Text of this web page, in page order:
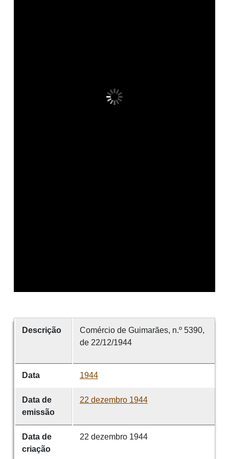
Descrição
Comércio de Guimarães, n.º 5390,
de 22/12/1944
Data 1944
Data de
emissão
22 dezembro 1944
Data de
criação
22 dezembro 1944